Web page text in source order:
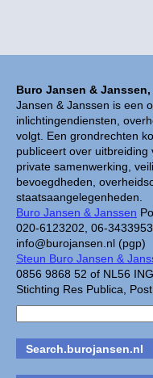
Buro Jansen &
Jansen & Janssen is een
inlichtingendiensten,
volgt. Een grondrechten
publiceert over
private samenwerking,
bevoegdheden,
staatsaangelegenheden.
Buro Jansen & Janssen
020-6123202, 06-
info@burojansen.nl (pgp)
Steun Buro Jansen &
0856 9868 52 of NL56
Stichting Res Publica,
Search.burojansen.nl